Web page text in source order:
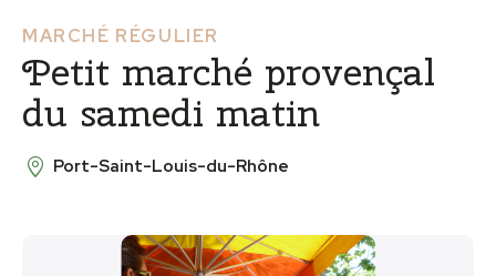
MARCHÉ RÉGULIER
Petit marché provençal
du samedi matin
Port-Saint-Louis-du-Rhône